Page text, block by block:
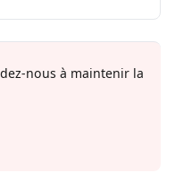
nous à maintenir la